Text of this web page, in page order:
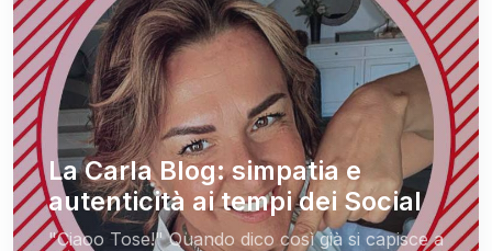
La Carla Blog: simpatia e
autenticità ai tempi dei Social
"Ciaoo Tose!" Quando dico così già si capisce a